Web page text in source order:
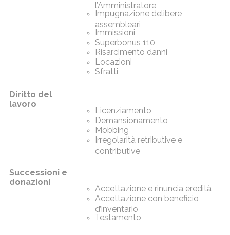
l’Amministratore
Impugnazione delibere
assembleari
Immissioni
Superbonus 110
Risarcimento danni
Locazioni
Sfratti
Diritto del
lavoro
Licenziamento
Demansionamento
Mobbing
Irregolarità retributive e
contributive
Successioni e
donazioni
Accettazione e rinuncia eredità
Accettazione con beneficio
d’inventario
Testamento